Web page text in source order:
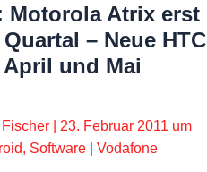
Motorola Atrix erst
– Neue HTC
April und Mai
23. Februar 2011 um
, Software Vodafone